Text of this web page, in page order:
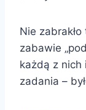
Nie
zabawie
każdą z nich
zadania –